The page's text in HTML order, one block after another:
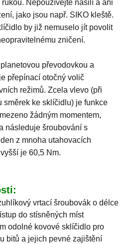
Nepoužívejte násilí a ani
jako jsou např. SIKO kleště.
by již nemuselo jít povolit
zničení.
převodovkou a
přepínací otočný volič
režimů. Zcela vlevo (při
směrek ke sklíčidlu) je funkce
žádným momentem,
následuje šroubování s
z mnoha utahovacích
je 60,5 Nm.
vrtací šroubovák o délce
do stísněných míst
odolné kovové sklíčidlo pro
bitů a jejich pevné zajištění